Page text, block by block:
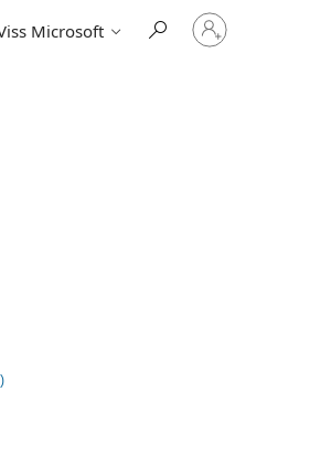
Microsoft
Pierakstieties
savā
kontā